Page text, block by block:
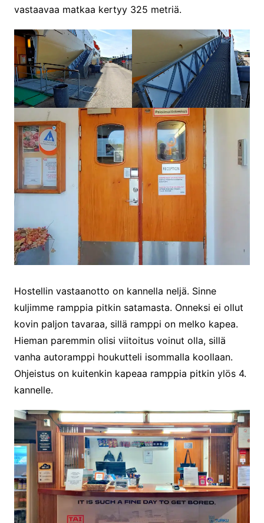
vastaavaa matkaa kertyy 325 metriä.
Hostellin vastaanotto on kannella neljä. Sinne
kuljimme ramppia pitkin satamasta. Onneksi ei ollut
kovin paljon tavaraa, sillä ramppi on melko kapea.
Hieman paremmin olisi viitoitus voinut olla, sillä
vanha autoramppi houkutteli isommalla koollaan.
Ohjeistus on kuitenkin kapeaa ramppia pitkin ylös 4.
kannelle.